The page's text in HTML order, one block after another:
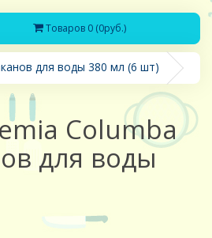
Товаров 0 (0руб.)
для воды 380 мл (6 шт)
Columba
для воды